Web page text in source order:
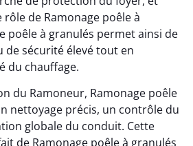
rôle de Ramonage poêle à
poêle à granulés permet ainsi de
de sécurité élevé tout en
du chauffage.
du Ramoneur, Ramonage poêle
nettoyage précis, un contrôle du
globale du conduit. Cette
de Ramonage poêle à granulés